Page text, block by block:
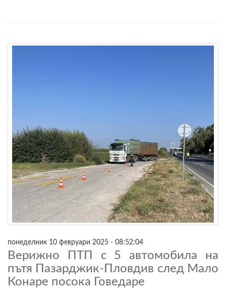
понеделник 10 февруари 2025 - 08:52:04
Верижно ПТП с 5 автомобила на
пътя Пазарджик-Пловдив след Мало
Конаре посока Говедаре